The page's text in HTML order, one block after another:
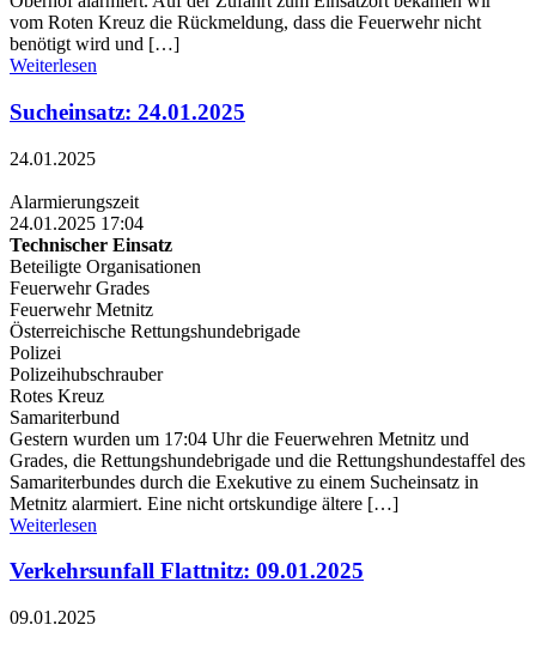
vom Roten Kreuz die Rückmeldung, dass die Feuerwehr nicht
benötigt wird und […]
Weiterlesen
Sucheinsatz: 24.01.2025
24.01.2025
Alarmierungszeit
24.01.2025 17:04
Technischer Einsatz
Beteiligte Organisationen
Feuerwehr Grades
Feuerwehr Metnitz
Österreichische Rettungshundebrigade
Polizei
Polizeihubschrauber
Rotes Kreuz
Samariterbund
Gestern wurden um 17:04 Uhr die Feuerwehren Metnitz und
Grades, die Rettungshundebrigade und die Rettungshundestaffel des
Samariterbundes durch die Exekutive zu einem Sucheinsatz in
Metnitz alarmiert. Eine nicht ortskundige ältere […]
Weiterlesen
Verkehrsunfall Flattnitz: 09.01.2025
09.01.2025